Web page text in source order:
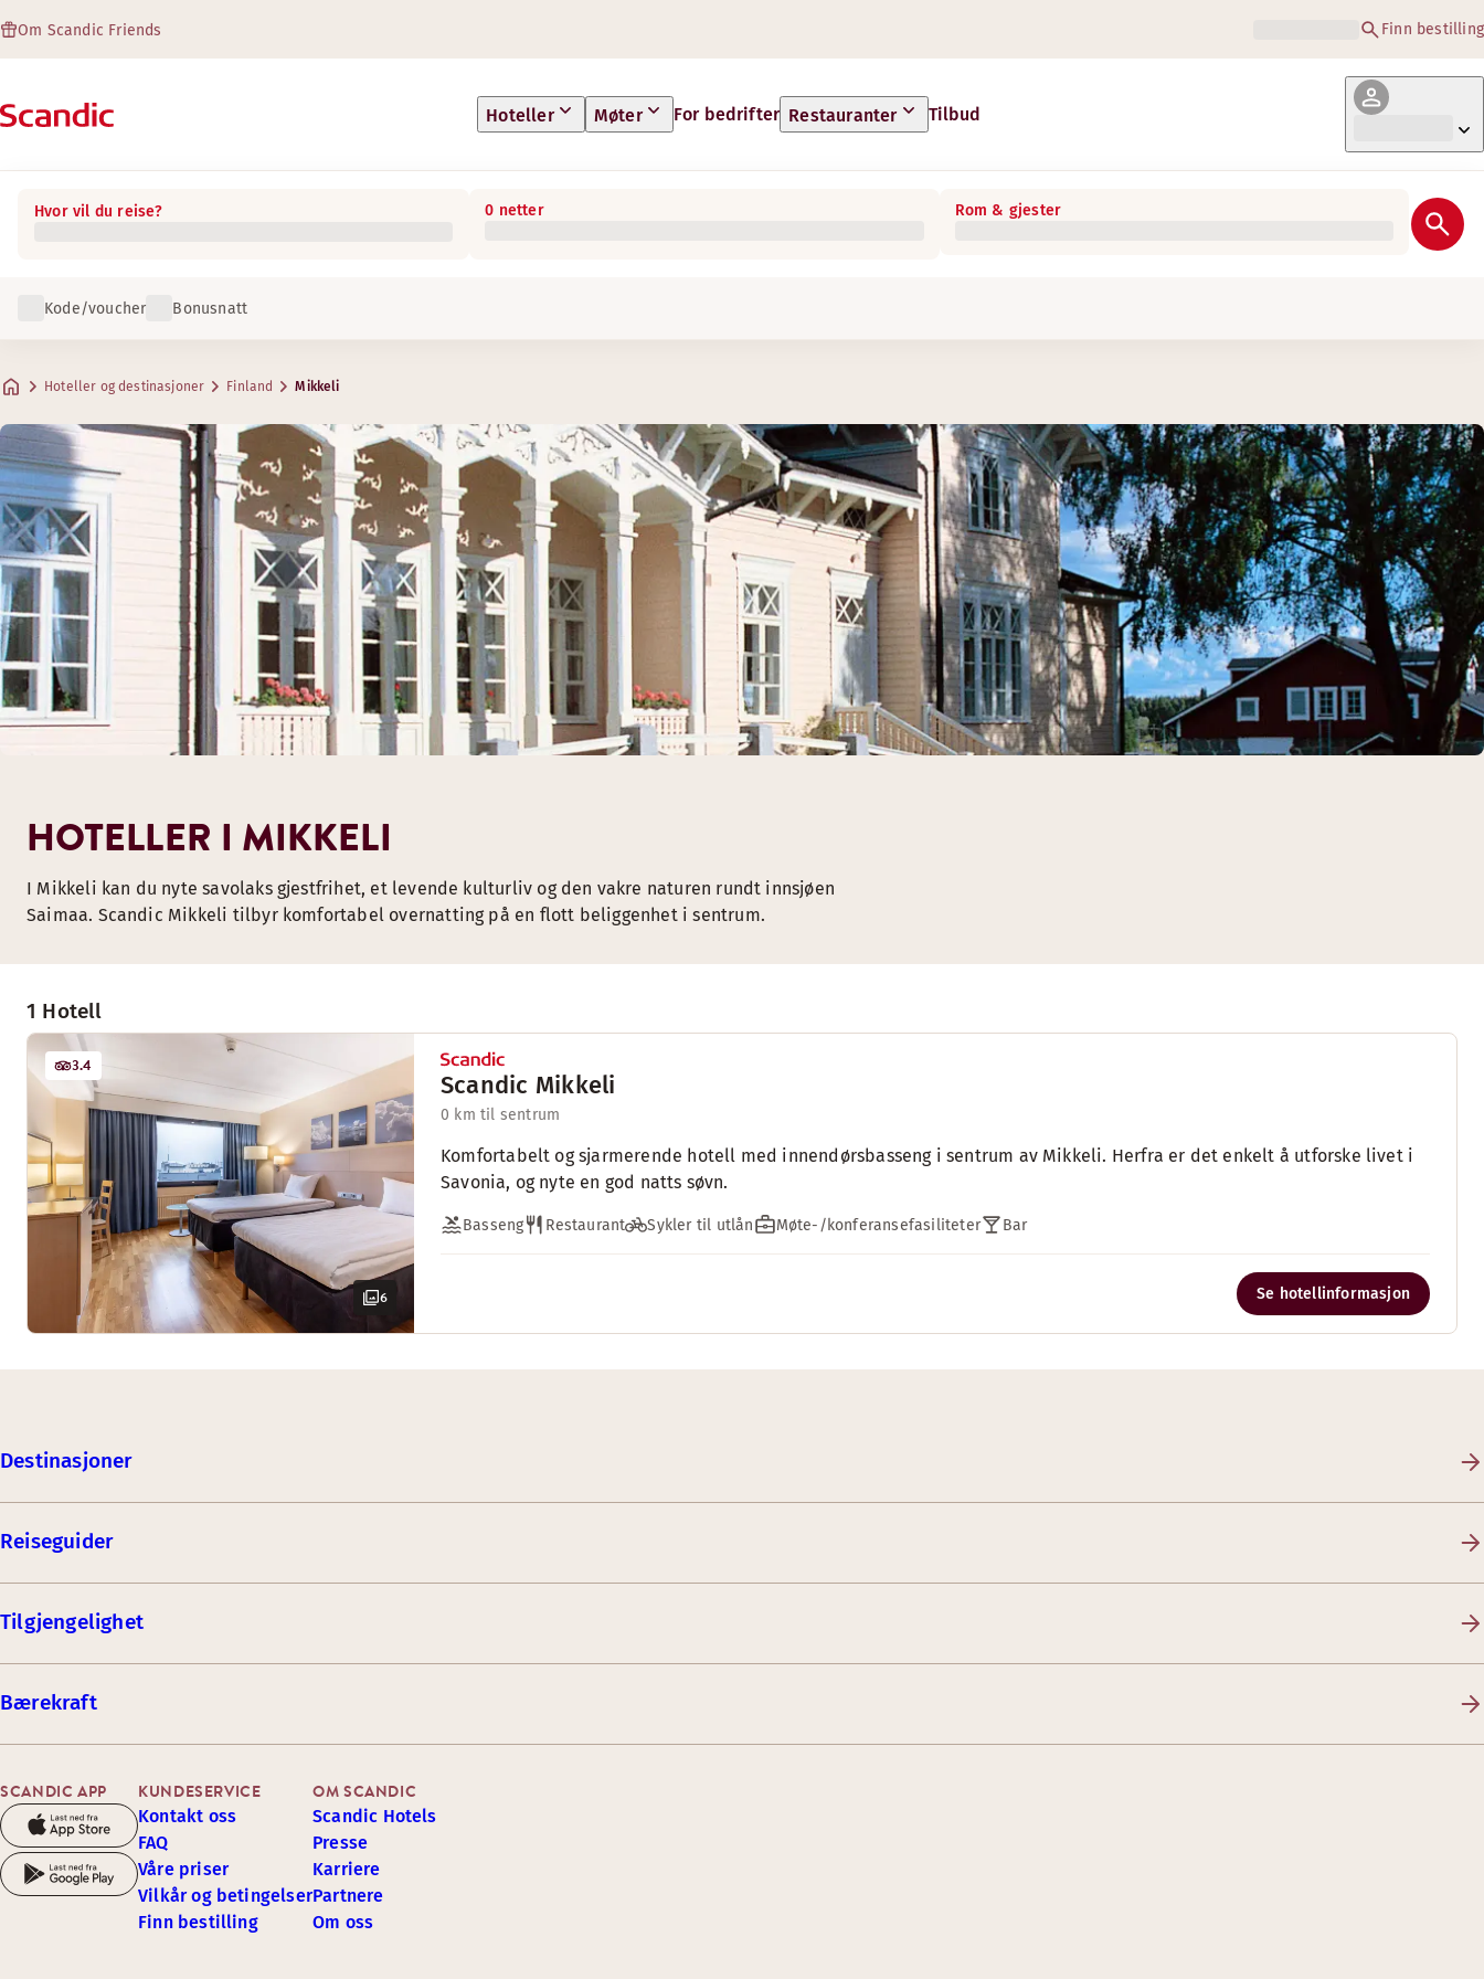
Om Scandic Friends Finn bestilling
Hoteller Møter For bedrifter Restauranter Tilbud
Hvor vil du reise? 0 netter Rom & gjester
Kode/voucher Bonusnatt
Hoteller og destinasjoner Finland Mikkeli
1 Hotell
6
3.4
Scandic Mikkeli
0 km til sentrum
Komfortabelt og sjarmerende hotell med innendørsbasseng i sentrum av Mikkeli. Herfra er det enkelt å utforske livet i
Savonia, og nyte en god natts søvn.
Basseng Restaurant Sykler til utlån Møte-/konferansefasiliteter Bar
Se hotellinformasjon
HOTELLER I MIKKELI
I Mikkeli kan du nyte savolaks gjestfrihet, et levende kulturliv og den vakre naturen rundt innsjøen
Saimaa. Scandic Mikkeli tilbyr komfortabel overnatting på en flott beliggenhet i sentrum.
Destinasjoner
Reiseguider
Tilgjengelighet
Bærekraft
SCANDIC APP KUNDESERVICE
Kontakt oss
FAQ
Våre priser
Vilkår og betingelser
Finn bestilling
OM SCANDIC
Scandic Hotels
Presse
Karriere
Partnere
Om oss